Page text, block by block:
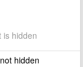
is hidden
hidden